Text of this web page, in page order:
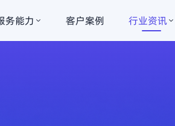
务能力 客户案例 行业资讯